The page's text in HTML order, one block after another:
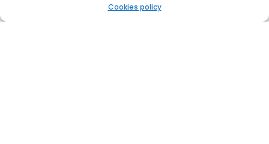
Cookies policy